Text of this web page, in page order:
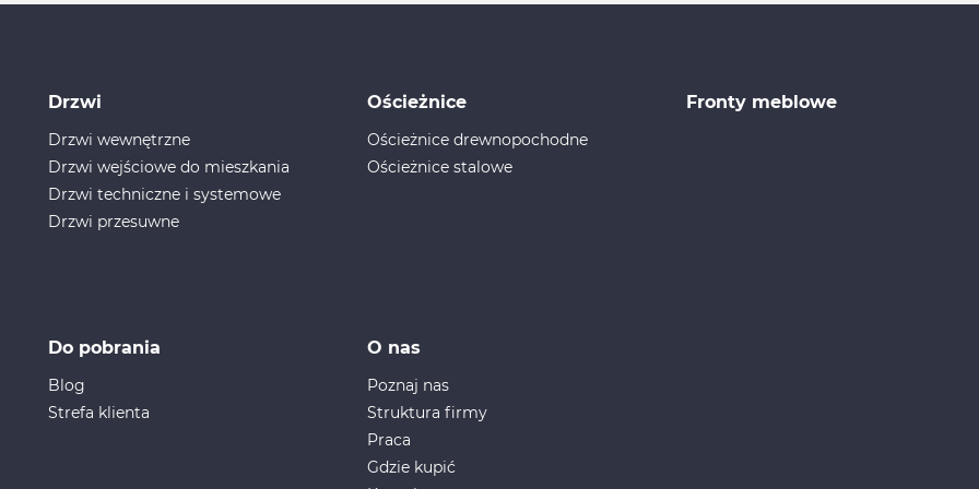
Drzwi
Drzwi wewnętrzne
Drzwi wejściowe do mieszkania
Drzwi techniczne i systemowe
Drzwi przesuwne
Ościeżnice
Ościeżnice drewnopochodne
Ościeżnice stalowe
Fronty meblowe
Do pobrania
Blog
Strefa klienta
O nas
Poznaj nas
Struktura firmy
Praca
Gdzie kupić